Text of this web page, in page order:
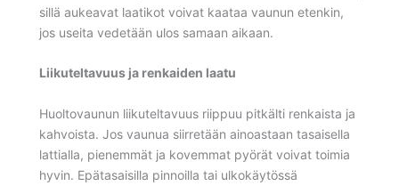
sillä aukeavat laatikot voivat kaataa vaunun etenkin,
jos useita vedetään ulos samaan aikaan.
Liikuteltavuus ja renkaiden laatu
Huoltovaunun liikuteltavuus riippuu pitkälti renkaista ja
kahvoista. Jos vaunua siirretään ainoastaan tasaisella
lattialla, pienemmät ja kovemmat pyörät voivat toimia
hyvin. Epätasaisilla pinnoilla tai ulkokäytössä